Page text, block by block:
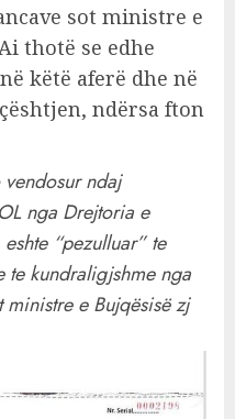
sot ministre e
thotë se edhe
këtë aferë dhe në
ndërsa fton
ndaj
nga Drejtoria e
“pezulluar” te
te kundraligjshme nga
e Bujqësisë zj